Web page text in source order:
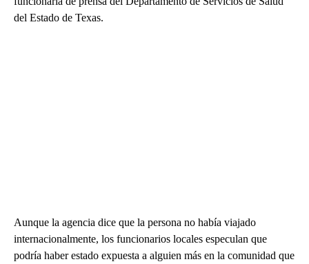
del Estado de Texas.
Aunque la agencia dice que la persona no había viajado
internacionalmente, los funcionarios locales especulan que
podría haber estado expuesta a alguien más en la comunidad que